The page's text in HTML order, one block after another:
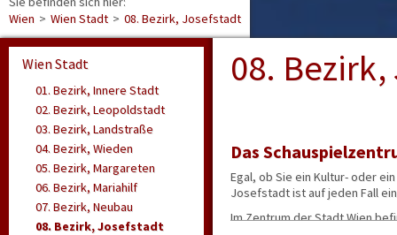
Wien > Wien Stadt > 08. Bezirk, Josefstadt
Wien Stadt
01. Bezirk, Innere Stadt
02. Bezirk, Leopoldstadt
03. Bezirk, Landstraße
04. Bezirk, Wieden
05. Bezirk, Margareten
06. Bezirk, Mariahilf
07. Bezirk, Neubau
08. Bezirk, Josefstadt
08.
Das
Egal, ob Sie ein Kultur- oder
Josefstadt ist auf jeden Fall
Im Zentrum der Stadt Wien